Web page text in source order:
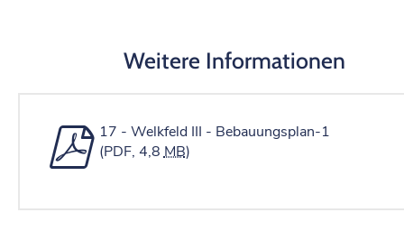
Weitere Informationen
17 - Welkfeld III - Bebauungsplan-1
(PDF, 4,8MB)